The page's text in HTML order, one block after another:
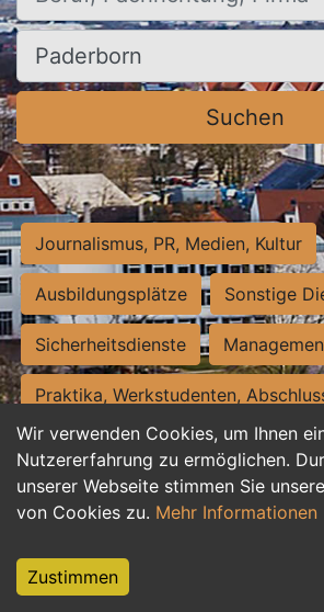
Wir verwenden Cookies, um Ihnen
Nutzererfahrung zu ermöglichen.
unserer Webseite stimmen Sie
von Cookies zu. Mehr Informationen
Zustimmen
Ort, Stadt
Suchen
Journalismus, PR, Medien, Kultur
Ausbildungsplätze Sonstige
Sicherheitsdienste
Praktika, Werkstudenten,
Personalwesen Assistenz,
Hilfskräfte, Aushilfs- und
Weiterbildung, Studium, duale